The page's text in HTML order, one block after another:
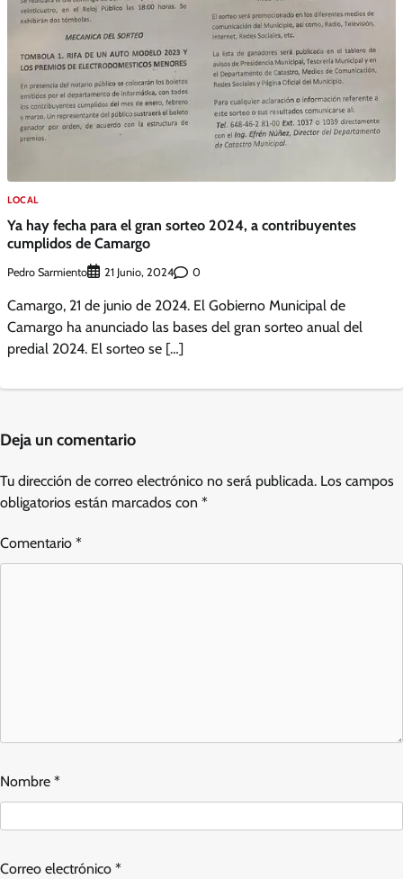
LOCAL
Ya hay fecha para el gran sorteo 2024, a contribuyentes
cumplidos de Camargo
Pedro Sarmiento 21 Junio, 2024 0
Camargo, 21 de junio de 2024. El Gobierno Municipal de
Camargo ha anunciado las bases del gran sorteo anual del
predial 2024. El sorteo se […]
Deja un comentario
Tu dirección de correo electrónico no será publicada. Los campos
obligatorios están marcados con *
Comentario *
Nombre *
Correo electrónico *